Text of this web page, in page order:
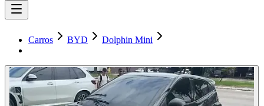
Carros BYD Dolphin Mini